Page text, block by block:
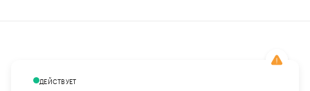
ДЕЙСТВУЕТ